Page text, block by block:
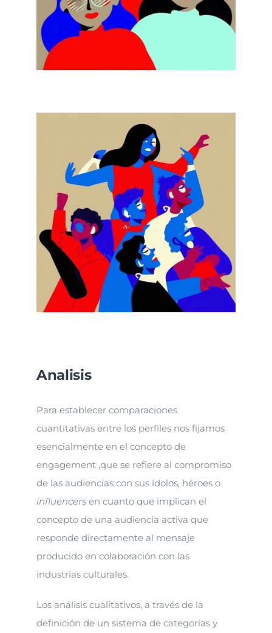
Analisis
Para establecer comparaciones
cuantitativas entre los perfiles nos fijamos
esencialmente en el concepto de
engagement ,que se refiere al compromiso
de las audiencias con sus ídolos, héroes o
influencersen cuanto que implican el
concepto de una audiencia activa que
responde directamente al mensaje
producido en colaboración con las
industrias culturales.
Los análisis cualitativos, a través de la
definición de un sistema de categorías y